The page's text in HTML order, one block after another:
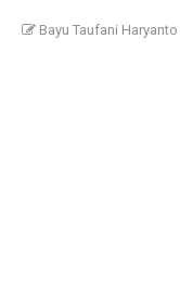
Bayu Taufani Haryanto